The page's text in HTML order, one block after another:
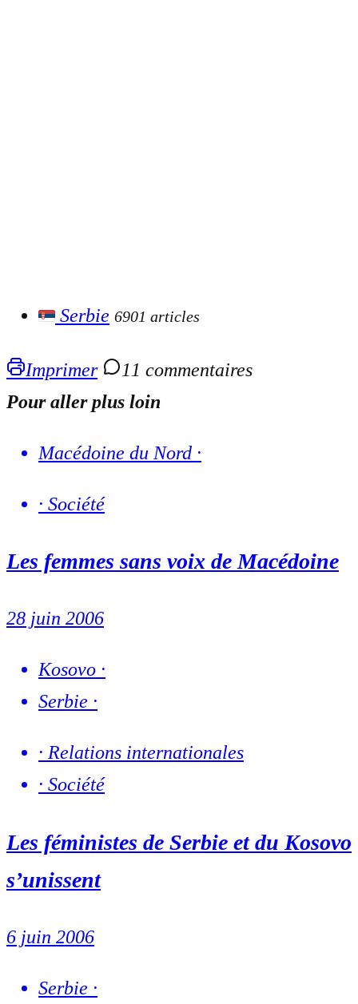
Serbie 6901 articles
Imprimer
11 commentaires
Pour aller plus loin
Macédoine du Nord ·
· Société
Les femmes sans voix de Macédoine
28 juin 2006
Kosovo ·
Serbie ·
· Relations internationales
· Société
Les féministes de Serbie et du Kosovo
s’unissent
6 juin 2006
Serbie ·